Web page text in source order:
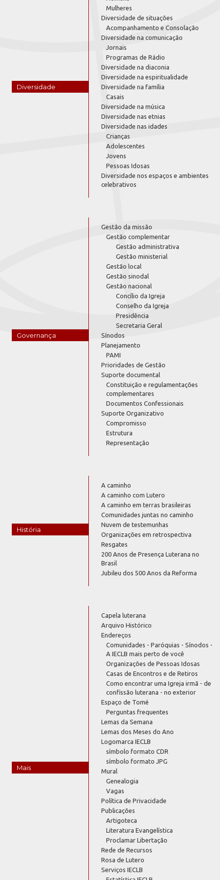
Diversidade
Mulheres
Diversidade de situações
Acompanhamento e Consolação
Diversidade na comunicação
Jornais
Programas de Rádio
Diversidade na diaconia
Diversidade na espiritualidade
Diversidade na família
Casais
Diversidade na música
Diversidade nas etnias
Diversidade nas idades
Crianças
Adolescentes
Jovens
Pessoas Idosas
Diversidade nos espaços e ambientes
celebrativos
Governança
Gestão da missão
Gestão complementar
Gestão administrativa
Gestão ministerial
Gestão local
Gestão sinodal
Gestão nacional
Concílio da Igreja
Conselho da Igreja
Presidência
Secretaria Geral
Sínodos
Planejamento
PAMI
Prioridades de Gestão
Suporte documental
Constituição e regulamentações
complementares
Documentos Confessionais
Suporte Organizativo
Compromisso
Estrutura
Representação
História
A caminho
A caminho com Lutero
A caminho em terras brasileiras
Comunidades juntas no caminho
Nuvem de testemunhas
Organizações em retrospectiva
Resgates
200 Anos de Presença Luterana no
Brasil
Jubileu dos 500 Anos da Reforma
Mais
Capela luterana
Arquivo Histórico
Endereços
Comunidades - Paróquias - Sínodos -
A IECLB mais perto de você
Organizações de Pessoas Idosas
Casas de Encontros e de Retiros
Como encontrar uma Igreja irmã - de
confissão luterana - no exterior
Espaço de Tomé
Perguntas frequentes
Lemas da Semana
Lemas dos Meses do Ano
Logomarca IECLB
símbolo formato CDR
símbolo formato JPG
Mural
Genealogia
Vagas
Política de Privacidade
Publicações
Artigoteca
Literatura Evangelística
Proclamar Libertação
Rede de Recursos
Rosa de Lutero
Serviços IECLB